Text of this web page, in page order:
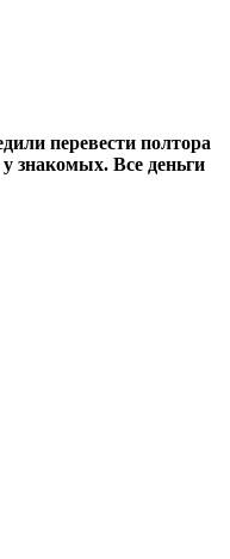
перевести полтора
знакомых. Все деньги